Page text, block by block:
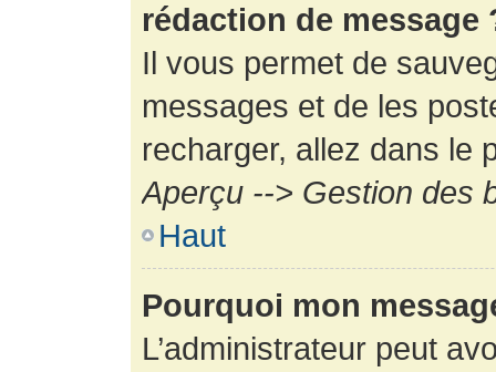
rédaction de message
Il vous permet de
messages et de les
recharger, allez dans le
Aperçu --> Gestion des
Haut
Pourquoi mon
L’administrateur peut